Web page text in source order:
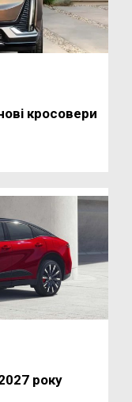
кросовери
року